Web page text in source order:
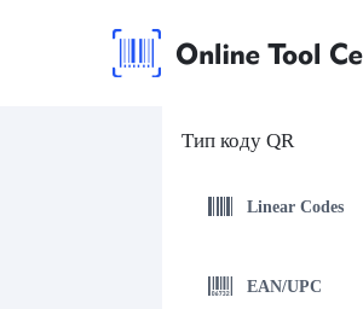
Тип коду QR
Linear Codes
EAN/UPC